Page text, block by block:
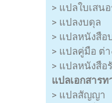
> แปลใบเสน
> แปลงบดุล
> แปลหนังสื
> แปลคู่มือ ต่า
> แปลหนังสือ
แปลเอกสาร
> แปลสัญญา